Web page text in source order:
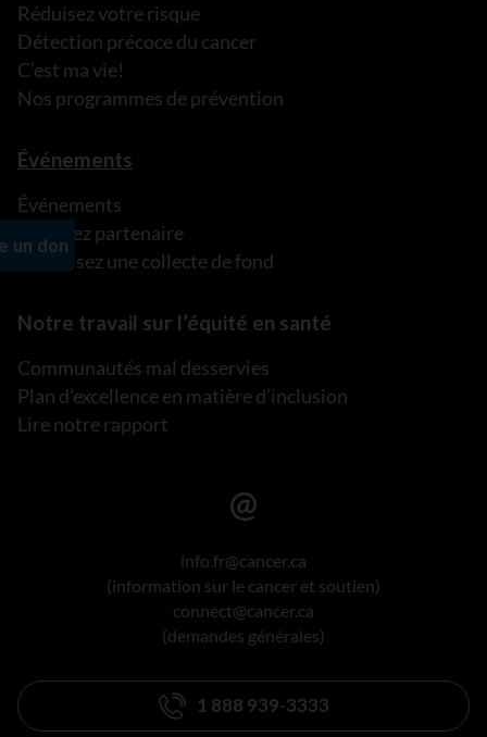
Réduisez votre risque
Détection précoce du cancer
C’est ma vie!
Nos programmes de prévention
Événements
Événements
Devenez partenaire
Organisez une collecte de fond
Notre travail sur l’équité en santé
Communautés mal desservies
Plan d’excellence en matière d’inclusion
Lire notre rapport
info.fr@cancer.ca
(information sur le cancer et soutien)
connect@cancer.ca
(demandes générales)
1 888 939-3333